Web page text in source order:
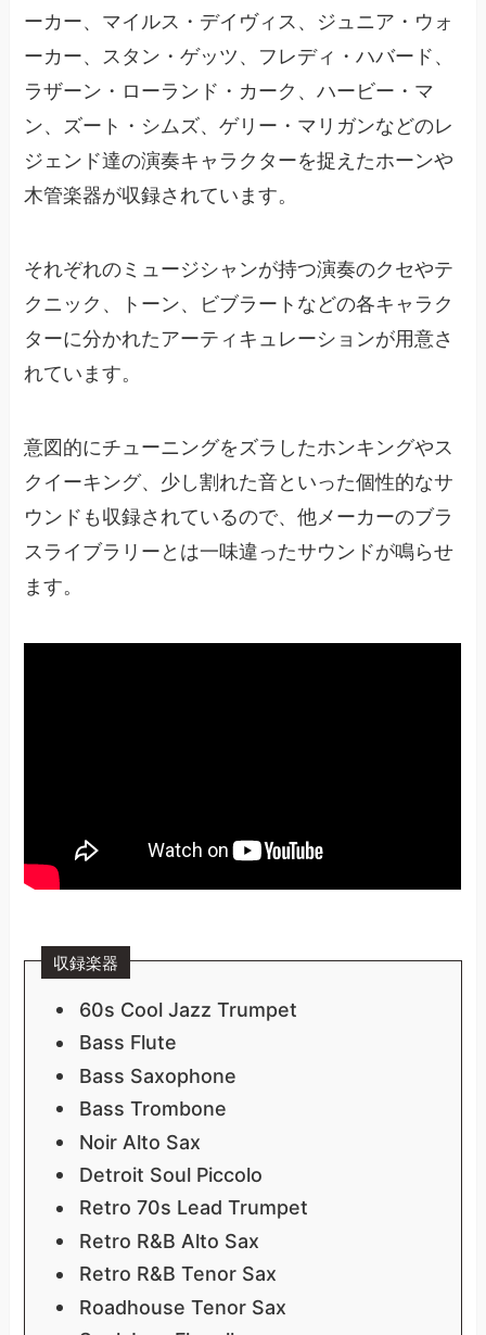
ーカー、マイルス・デイヴィス、ジュニア・ウォ
ーカー、スタン・ゲッツ、フレディ・ハバード、
ラザーン・ローランド・カーク、ハービー・マ
ン、ズート・シムズ、ゲリー・マリガンなどのレ
ジェンド達の演奏キャラクターを捉えたホーンや
木管楽器が収録されています。
それぞれのミュージシャンが持つ演奏のクセやテ
クニック、トーン、ビブラートなどの各キャラク
ターに分かれたアーティキュレーションが用意さ
れています。
意図的にチューニングをズラしたホンキングやス
クイーキング、少し割れた音といった個性的なサ
ウンドも収録されているので、他メーカーのブラ
スライブラリーとは一味違ったサウンドが鳴らせ
ます。
収録楽器
60s Cool Jazz Trumpet
Bass Flute
Bass Saxophone
Bass Trombone
Noir Alto Sax
Detroit Soul Piccolo
Retro 70s Lead Trumpet
Retro R&B Alto Sax
Retro R&B Tenor Sax
Roadhouse Tenor Sax